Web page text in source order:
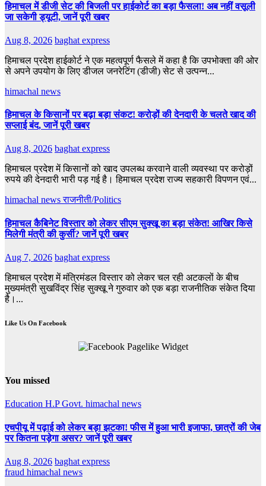
हिमाचल में डीजी सेट की बिजली पर हाईकोर्ट का बड़ा फैसला! अब नहीं वसूली
जा सकेगी ड्यूटी, जानें पूरी खबर
Aug 8, 2026 baghat express
हिमाचल प्रदेश हाईकोर्ट ने एक महत्वपूर्ण फैसले में कहा है कि उपभोक्ता की ओर
से अपने उपयोग के लिए डीजल जनरेटिंग (डीजी) सेट से उत्पन्न...
himachal news
हिमाचल के किसानों पर बढ़ा बड़ा संकट! करोड़ों की देनदारी के चलते खाद की
सप्लाई बंद, जानें पूरी खबर
Aug 8, 2026 baghat express
हिमाचल प्रदेश में किसानों को खाद उपलब्ध करवाने वाली व्यवस्था पर करोड़ों
रुपये की देनदारी भारी पड़ गई है। हिमाचल प्रदेश राज्य सहकारी विपणन एवं...
himachal newsराजनीती/Politics
हिमाचल कैबिनेट विस्तार को लेकर सीएम सुक्खू का बड़ा संकेत! आखिर किसे
मिलेगी मंत्री की कुर्सी? जानें पूरी खबर
Aug 7, 2026 baghat express
हिमाचल प्रदेश में मंत्रिमंडल विस्तार को लेकर चल रही अटकलों के बीच
मुख्यमंत्री सुखविंद्र सिंह सुक्खू ने गुरुवार को एक बड़ा राजनीतिक संकेत दिया
है।...
Like Us On Facebook
You missed
Education H.P Govt. himachal news
एचपीयू में पढ़ाई को लेकर बड़ा झटका! फीस में हुआ भारी इजाफा, छात्रों की जेब
पर कितना पड़ेगा असर? जानें पूरी खबर
Aug 8, 2026 baghat express
fraud himachal news